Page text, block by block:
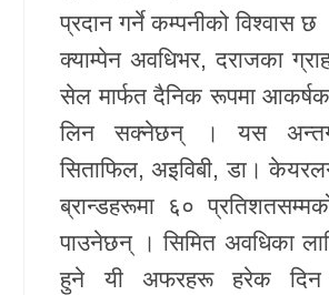
प्रदान गर्ने कम्पनीको विश्वास छ
क्याम्पेन अवधिभर, दराजका
सेल मार्फत दैनिक रूपमा
लिन सक्नेछन् । यस
सिताफिल, अइविबी, डा।
ब्रान्डहरूमा ६०
पाउनेछन् । सिमित अवधिका
हुने यी अफरहरू हरेक दिन